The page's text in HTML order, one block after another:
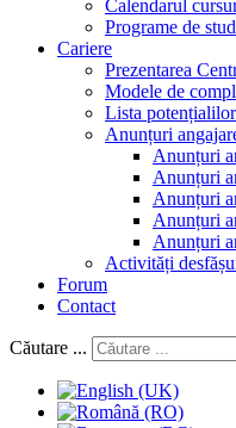
Calendarul
Programe de
Cariere
Prezentarea
Modele de
Lista
Anunțuri
Anunțuri
Anunțuri
Anunțuri
Anunțuri
Anunțuri
Activități
Forum
Contact
Căutare ...